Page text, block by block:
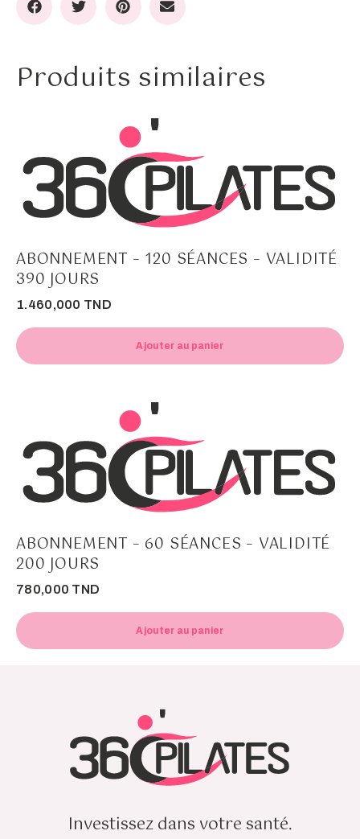
Produits similaires
ABONNEMENT – 120 SÉANCES – VALIDITÉ
390 JOURS
1.460,000 TND
Ajouter au panier
ABONNEMENT – 60 SÉANCES – VALIDITÉ
200 JOURS
780,000 TND
Ajouter au panier
Investissez dans votre santé.